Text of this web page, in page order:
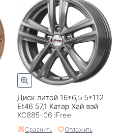
Серый
Легковые
Китай
0
Диск литой 16*6,5 5*112
Et46 57,1 Катар Хай вэй
КС885-06 iFree
Сравнить Отложить